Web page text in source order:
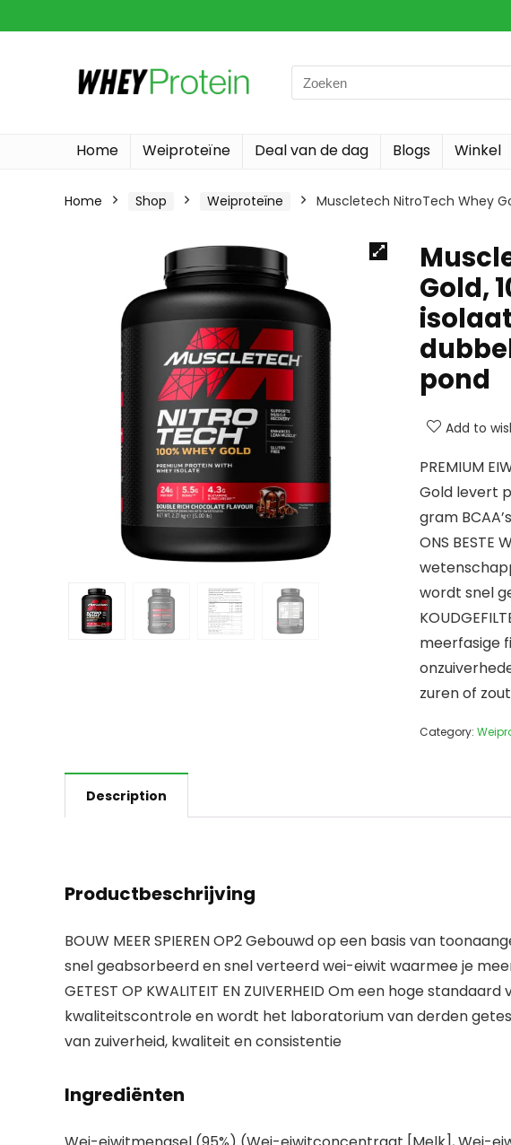
Search
for:
Home Weiproteïne Deal van de dag Blogs Winkel
Home Shop Weiproteïne Muscletech NitroTech Whey
Gold,
pond
Add to
PREMIUM
Gold levert
gram
ONS BESTE
wordt snel
meerfasige
zuren of zout
Category:
Description
Productbeschrijving
BOUW MEER SPIEREN OP2 Gebouwd op een basis van
snel geabsorbeerd en snel verteerd wei-eiwit waarmee je
GETEST OP KWALITEIT EN ZUIVERHEID Om een hoge
kwaliteitscontrole en wordt het laboratorium van derden
van zuiverheid, kwaliteit en consistentie
Ingrediënten